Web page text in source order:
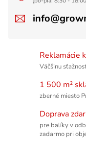
Reklamácie
Väčšinu
1 500 m²
zberné miesto
Doprava
pre balíky v
zadarmo pri